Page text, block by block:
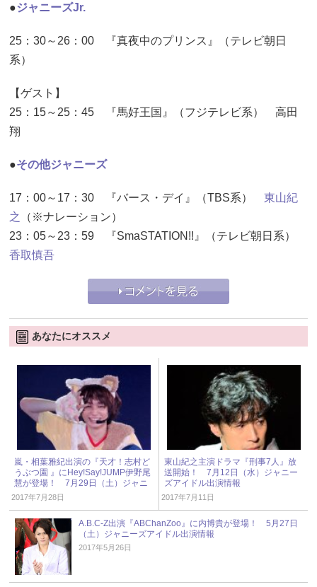
●ジャニーズJr.
25：30～26：00 『真夜中のプリンス』（テレビ朝日
系）
【ゲスト】
25：15～25：45 『馬好王国』（フジテレビ系） 高田
翔
●その他ジャニーズ
17：00～17：30 『バース・デイ』（TBS系） 東山紀
之
（※ナレーション）
23：05～23：59 『SmaSTATION!!』（テレビ朝日系）
香取慎吾
あなたにオススメ
嵐・相葉雅紀出演の『天才！志村ど
うぶつ園 』にHey!Say!JUMP伊野尾
慧が登場！ 7月29日（土）ジャニ
ーズアイドル出演情報
2017年7月28日
東山紀之主演ドラマ『刑事7人』放
送開始！ 7月12日（水）ジャニー
ズアイドル出演情報
2017年7月11日
A.B.C-Z出演『ABChanZoo』に内博貴が登場！ 5月27日
（土）ジャニーズアイドル出演情報
2017年5月26日